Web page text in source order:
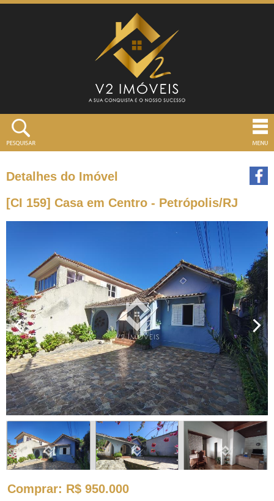
Detalhes do Imóvel
[CI 159] Casa em Centro - Petrópolis/RJ
Comprar: R$ 950.000